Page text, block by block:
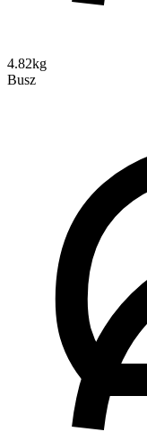
4.82kg
Busz